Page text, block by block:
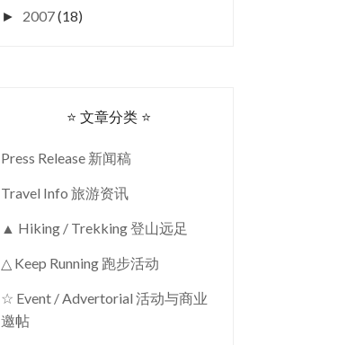
► 2007(18)
⭐ 文章分类 ⭐
Press Release 新闻稿
Travel Info 旅游资讯
▲ Hiking / Trekking 登山远足
△ Keep Running 跑步活动
☆ Event / Advertorial 活动与商业
邀帖